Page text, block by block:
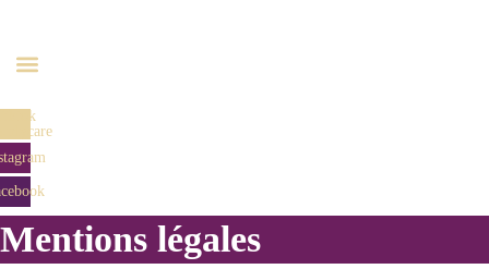
contenu
Mentions légales